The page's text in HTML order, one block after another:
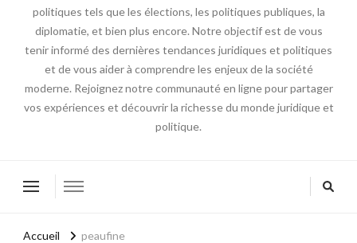
politiques tels que les élections, les politiques publiques, la
diplomatie, et bien plus encore. Notre objectif est de vous
tenir informé des dernières tendances juridiques et politiques
et de vous aider à comprendre les enjeux de la société
moderne. Rejoignez notre communauté en ligne pour partager
vos expériences et découvrir la richesse du monde juridique et
politique.
Accueil peaufine